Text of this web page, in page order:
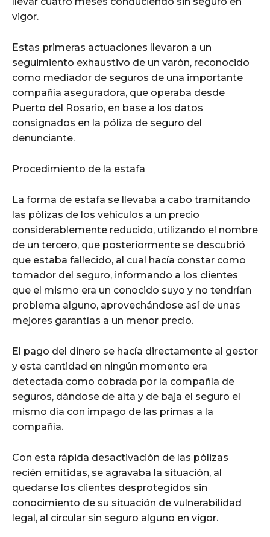
vigor.
Estas primeras actuaciones llevaron a un
seguimiento exhaustivo de un varón, reconocido
como mediador de seguros de una importante
compañía aseguradora, que operaba desde
Puerto del Rosario, en base a los datos
consignados en la póliza de seguro del
denunciante.
Procedimiento de la estafa
La forma de estafa se llevaba a cabo tramitando
las pólizas de los vehículos a un precio
considerablemente reducido, utilizando el nombre
de un tercero, que posteriormente se descubrió
que estaba fallecido, al cual hacía constar como
tomador del seguro, informando a los clientes
que el mismo era un conocido suyo y no tendrían
problema alguno, aprovechándose así de unas
mejores garantías a un menor precio.
El pago del dinero se hacía directamente al gestor
y esta cantidad en ningún momento era
detectada como cobrada por la compañía de
seguros, dándose de alta y de baja el seguro el
mismo día con impago de las primas a la
compañía.
Con esta rápida desactivación de las pólizas
recién emitidas, se agravaba la situación, al
quedarse los clientes desprotegidos sin
conocimiento de su situación de vulnerabilidad
legal, al circular sin seguro alguno en vigor.